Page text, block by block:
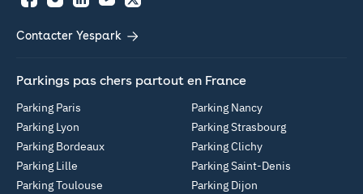
FacebookInstagramLinkedInYouTubeTwitter
Contacter Yespark
Parkings pas chers partout en France
Parking Paris
Parking Lyon
Parking Bordeaux
Parking Lille
Parking Toulouse
Parking Nancy
Parking Strasbourg
Parking Clichy
Parking Saint-Denis
Parking Dijon